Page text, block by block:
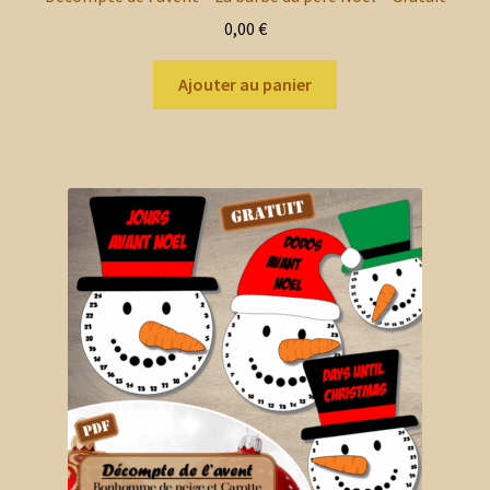
0,00 €
Ajouter au panier